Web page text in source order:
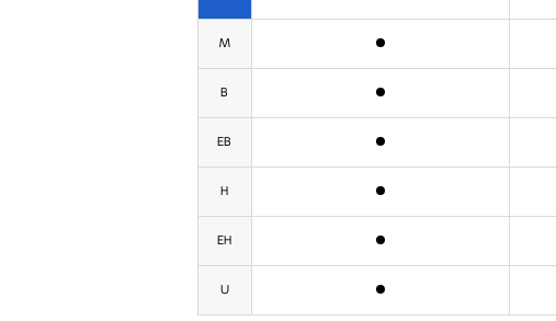
M
B
EB
H
EH
U